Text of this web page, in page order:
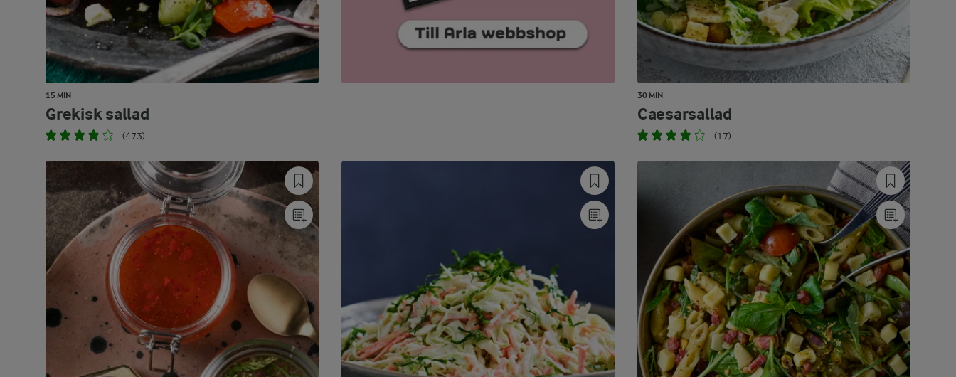
15 MIN
Grekisk sallad
(473)
30 MIN
Caesarsallad
(17)